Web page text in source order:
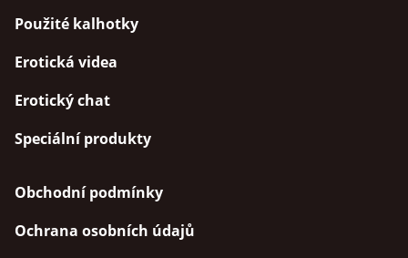
Použité kalhotky
Erotická videa
Erotický chat
Speciální produkty
Obchodní podmínky
Ochrana osobních údajů